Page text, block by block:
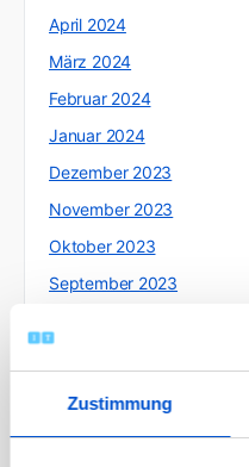
Zustimmung
April 2024
März 2024
Februar 2024
Januar 2024
Dezember 2023
November 2023
Oktober 2023
September 2023
Juni 2023
Mai 2023